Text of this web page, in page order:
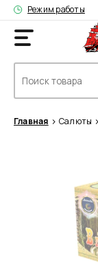
Режим работы
Главная Салюты